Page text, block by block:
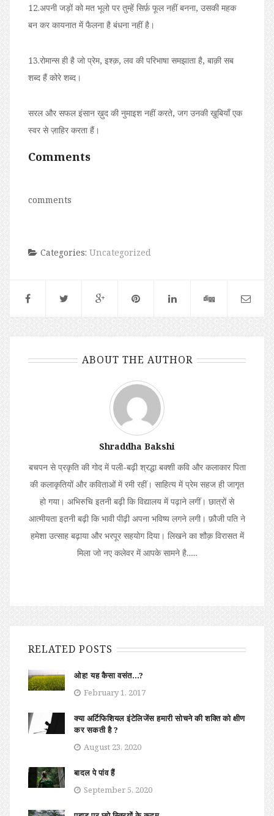
12.अपनी जड़ों को मत भूलो पर तुम्हें सिर्फ़ फूल नहीं बनना, उसकी महक
बन कर कायनात में फैलना है बंधना नहीं है।
13.रोमान्स ही है जो प्रेम, इश्क़, लव की परिभाषा समझाता है, बाक़ी सब
शब्द हैं कोरे शब्द।
सरल और सफल इंसान ख़ुद की नुमाइश नहीं करते, जग उनकी ख़ूबियाँ एक
स्वर से ज़ाहिर करता हैं।
Comments
comments
Categories: Uncategorized
ABOUT THE AUTHOR
Shraddha Bakshi
बचपन से प्रकृति की गोद में पली-बढ़ी श्रद्धा बक्शी कवि और कलाकार पिता
की कलाकृतियों और कविताओं में रमी रहीं। साहित्य में प्रेम सहज ही जागृत
हो गया। अभिरुचि इतनी बढ़ी कि विद्यालय में पढ़ाने लगीं। छात्रों से
आत्मीयता इतनी बढ़ी कि भावी पीढ़ी अपना भविष्य लगने लगी। फ़ौजी पति ने
हमेशा उत्साह बढ़ाया और भरपूर सहयोग दिया। लिखने का शौक़ विरासत में
मिला जो नए कलेवर में आपके सामने है......
RELATED POSTS
ओह! यह कैसा वसंत…?
February 1, 2017
क्या अर्टिफिशियल इंटेलिजेंस हमारी सोचने की शक्ति को क्षीण
कर सकती है ?
August 23, 2020
बादल पे पांव हैं
September 5, 2020